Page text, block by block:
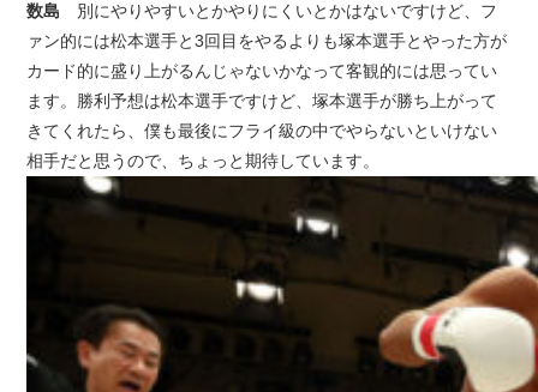
数島 別にやりやすいとかやりにくいとかはないですけど、フ
ァン的には松本選手と3回目をやるよりも塚本選手とやった方が
カード的に盛り上がるんじゃないかなって客観的には思ってい
ます。勝利予想は松本選手ですけど、塚本選手が勝ち上がって
きてくれたら、僕も最後にフライ級の中でやらないといけない
相手だと思うので、ちょっと期待しています。